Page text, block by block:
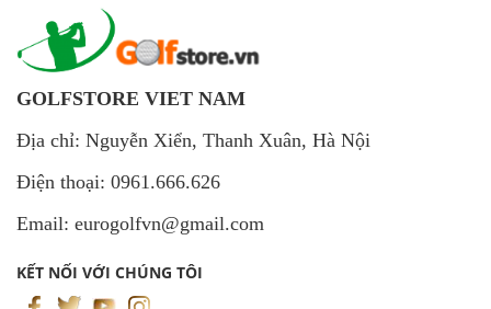
GOLFSTORE VIET NAM
Địa chỉ: Nguyễn Xiển, Thanh Xuân, Hà Nội
Điện thoại: 0961.666.626
Email: eurogolfvn@gmail.com
KẾT NỐI VỚI CHÚNG TÔI